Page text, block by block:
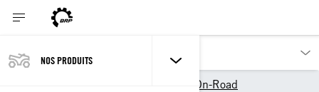
NOS PRODUITS
Can-Am On-Road